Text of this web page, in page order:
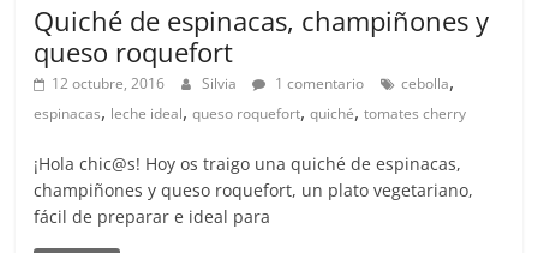
Quiché de espinacas, champiñones y
queso roquefort
12 octubre, 2016 Silvia 1 comentario cebolla,
espinacas, leche ideal,queso roquefort,quiché,tomates cherry
¡Hola chic@s! Hoy os traigo una quiché de espinacas,
champiñones y queso roquefort, un plato vegetariano,
fácil de preparar e ideal para